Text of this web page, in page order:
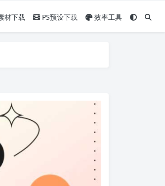
材下载 PS预设下载
效率工具